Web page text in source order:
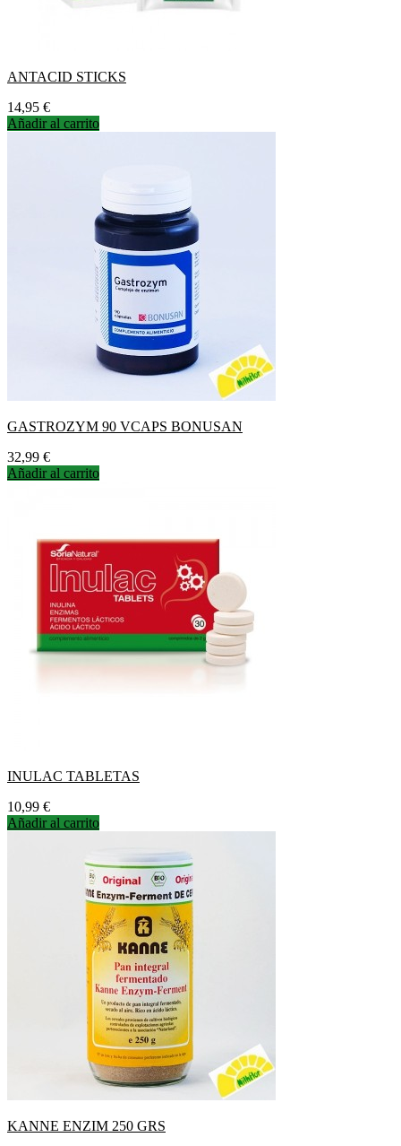
ANTACID STICKS
Precio
14,95 €
Añadir al carrito
GASTROZYM 90 VCAPS BONUSAN
Precio
32,99 €
Añadir al carrito
INULAC TABLETAS
Precio
10,99 €
Añadir al carrito
KANNE ENZIM 250 GRS